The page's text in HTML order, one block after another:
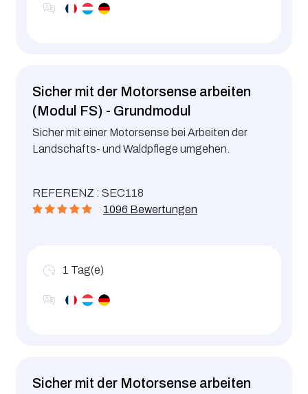
Sicher mit der Motorsense arbeiten
(Modul FS) - Grundmodul
Sicher mit einer Motorsense bei Arbeiten der
Landschafts- und Waldpflege umgehen.
REFERENZ : SEC118
1096 Bewertungen
1 Tag(e)
Sicher mit der Motorsense arbeiten